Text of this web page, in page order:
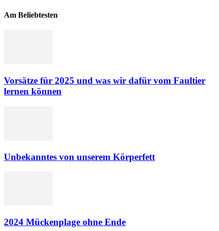
Am Beliebtesten
Vorsätze für 2025 und was wir dafür vom Faultier
lernen können
Unbekanntes von unserem Körperfett
2024 Mückenplage ohne Ende